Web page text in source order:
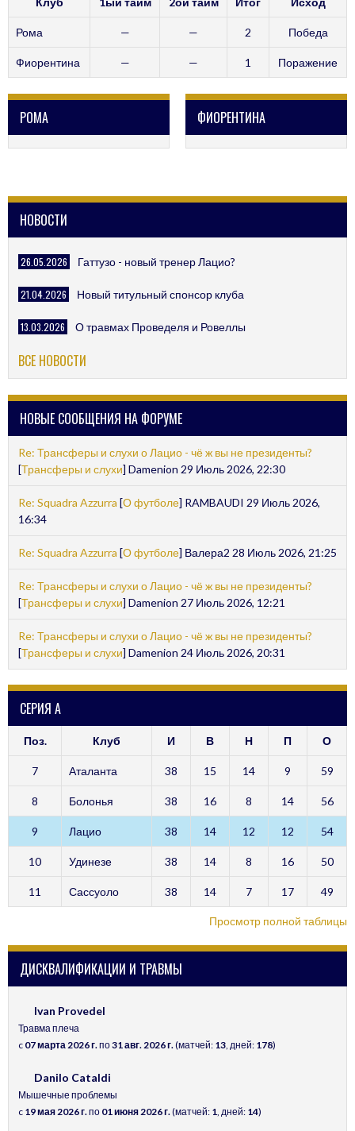
Рома — — 2 Победа
Фиорентина — — 1 Поражение
РОМА ФИОРЕНТИНА
НОВОСТИ
26.05.2026 Гаттузо - новый тренер Лацио?
21.04.2026 Новый титульный спонсор клуба
13.03.2026 О травмах Проведеля и Ровеллы
ВСЕ НОВОСТИ
НОВЫЕ СООБЩЕНИЯ НА ФОРУМЕ
Re: Трансферы и слухи о Лацио - чё ж вы не президенты?
[Трансферы и слухи] Damenion 29 Июль 2026, 22:30
Re: Squadra Azzurra [О футболе] RAMBAUDI 29 Июль 2026,
16:34
Re: Squadra Azzurra [О футболе] Валера2 28 Июль 2026, 21:25
Re: Трансферы и слухи о Лацио - чё ж вы не президенты?
[Трансферы и слухи] Damenion 27 Июль 2026, 12:21
Re: Трансферы и слухи о Лацио - чё ж вы не президенты?
[Трансферы и слухи] Damenion 24 Июль 2026, 20:31
СЕРИЯ А
Поз. Клуб И В Н П О
7 Аталанта 38 15 14 9 59
8 Болонья 38 16 8 14 56
9 Лацио 38 14 12 12 54
10 Удинезе 38 14 8 16 50
11 Сассуоло 38 14 7 17 49
Просмотр полной таблицы
ДИСКВАЛИФИКАЦИИ И ТРАВМЫ
Ivan Provedel
Травма плеча
c 07 марта 2026 г.по31 авг. 2026 г.(матчей: 13, дней: 178)
Danilo Cataldi
Мышечные проблемы
c 19 мая 2026 г.по 01 июня 2026 г.(матчей: 1, дней: 14)